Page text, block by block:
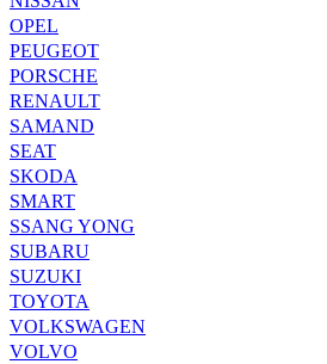
OPEL
PEUGEOT
PORSCHE
RENAULT
SAMAND
SEAT
SKODA
SMART
SSANG YONG
SUBARU
SUZUKI
TOYOTA
VOLKSWAGEN
VOLVO